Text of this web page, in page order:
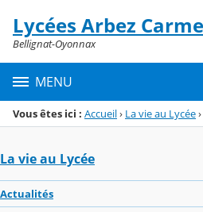
Menu de la rubrique
Contenu
Lycées Arbez
Bellignat-Oyonnax
MENU
Vous êtes ici : Accueil› La vie au Lycée›
La vie au Lycée
Actualités